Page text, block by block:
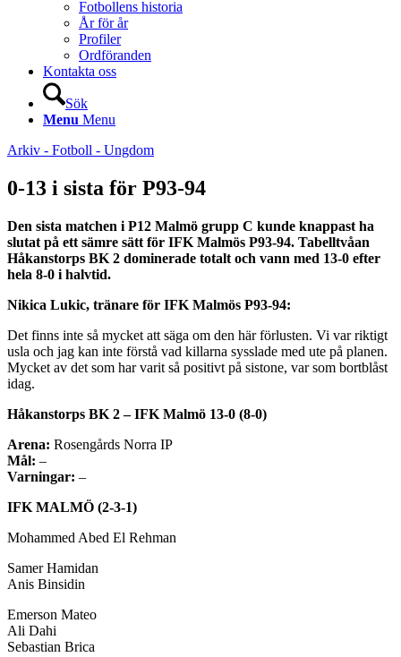
Fotbollens historia
År för år
Profiler
Ordföranden
Kontakta oss
Sök
Menu Menu
Arkiv - Fotboll - Ungdom
0-13 i sista för P93-94
Den sista matchen i P12 Malmö grupp C kunde knappast ha
slutat på ett sämre sätt för IFK Malmös P93-94. Tabelltvåan
Håkanstorps BK 2 dominerade totalt och vann med 13-0 efter
hela 8-0 i halvtid.
Nikica Lukic, tränare för IFK Malmös P93-94:
Det finns inte så mycket att säga om den här förlusten. Vi var riktigt
usla och jag kan inte förstå vad killarna sysslade med ute på planen.
Mycket av det som har varit så positivt på sistone, var som bortblåst
idag.
Håkanstorps BK 2 – IFK Malmö 13-0 (8-0)
Arena: Rosengårds Norra IP
Mål: –
Varningar: –
IFK MALMÖ (2-3-1)
Mohammed Abed El Rehman
Samer Hamidan
Anis Binsidin
Emerson Mateo
Ali Dahi
Sebastian Brica